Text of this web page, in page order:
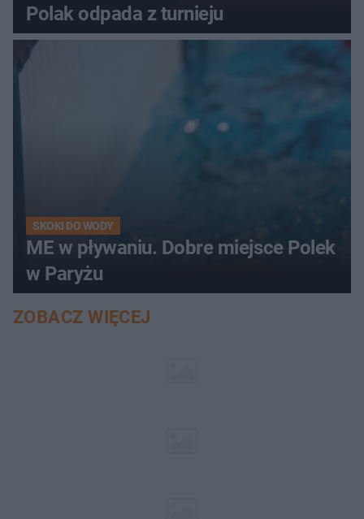
Polak odpada z turnieju
SKOKI DO WODY
ME w pływaniu. Dobre miejsce Polek
w Paryżu
ZOBACZ WIĘCEJ